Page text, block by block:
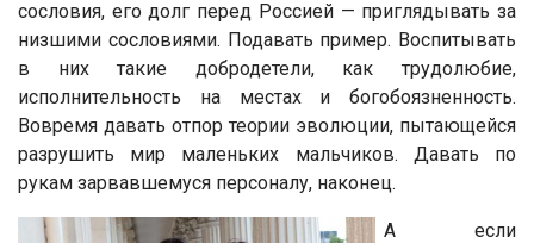
сословия, его долг перед Россией — приглядывать за
низшими сословиями. Подавать пример. Воспитывать
в них такие добродетели, как трудолюбие,
исполнительность на местах и богобоязненность.
Вовремя давать отпор теории эволюции, пытающейся
разрушить мир маленьких мальчиков. Давать по
рукам зарвавшемуся персоналу, наконец.
А если